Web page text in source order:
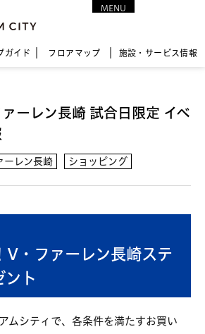
ガイド フロア マップ 施設・サービス情報
MENU
ーレン長崎 試合日限定 イベ
ーレン長崎 ショッピング
V・ファーレン長崎ステ
ント
ムシティで、各条件を満たすお買い